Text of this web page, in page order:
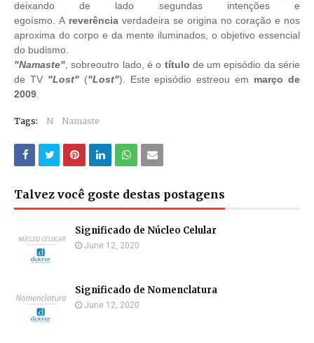
deixando de lado segundas intenções e
egoísmo. A reverência verdadeira se origina no coração e nos
aproxima do corpo e da mente iluminados, o objetivo essencial
do budismo.
"Namaste" , sobreoutro lado, é o título de um episódio da série
de TV"Lost"("Lost"). Este episódio estreou em março de
2009
Tags: N Namaste
Talvez você goste destas postagens
Significado de Núcleo Celular
June 12, 2020
Significado de Nomenclatura
June 12, 2020